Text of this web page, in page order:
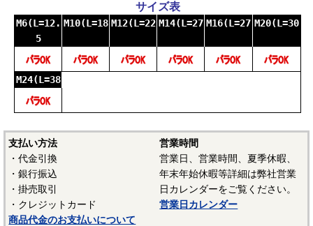
サイズ表
M6(L=12.
5
M10(L=18 M12(L=22 M14(L=27 M16(L=27 M20(L=30
M24(L=38
支払い方法
・代金引換
・銀行振込
・掛売取引
・クレジットカード
商品代金のお支払いについて
営業時間
営業日、営業時間、夏季休暇、
年末年始休暇等詳細は弊社営業
日カレンダーをご覧ください。
営業日カレンダー